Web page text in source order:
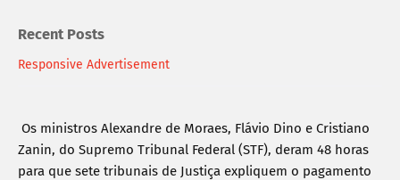
Recent Posts
Responsive Advertisement
Os ministros Alexandre de Moraes, Flávio Dino e Cristiano
Zanin, do Supremo Tribunal Federal (STF), deram 48 horas
para que sete tribunais de Justiça expliquem o pagamento